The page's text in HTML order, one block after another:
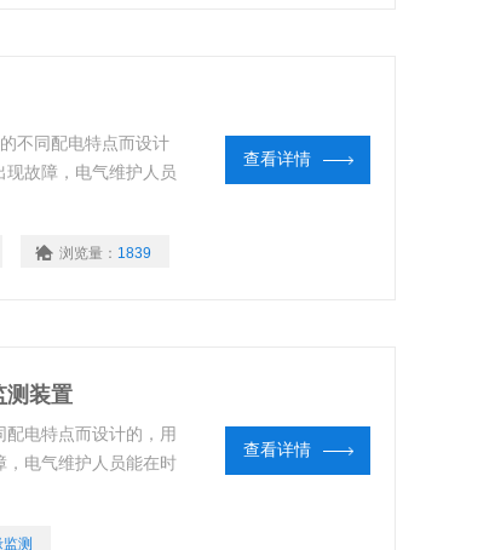
不同配电特点而设计
故障，电气维护人员
浏览量： 1839
查看详情
测装置
电特点而设计的，用
电气维护人员能在时
测
查看详情